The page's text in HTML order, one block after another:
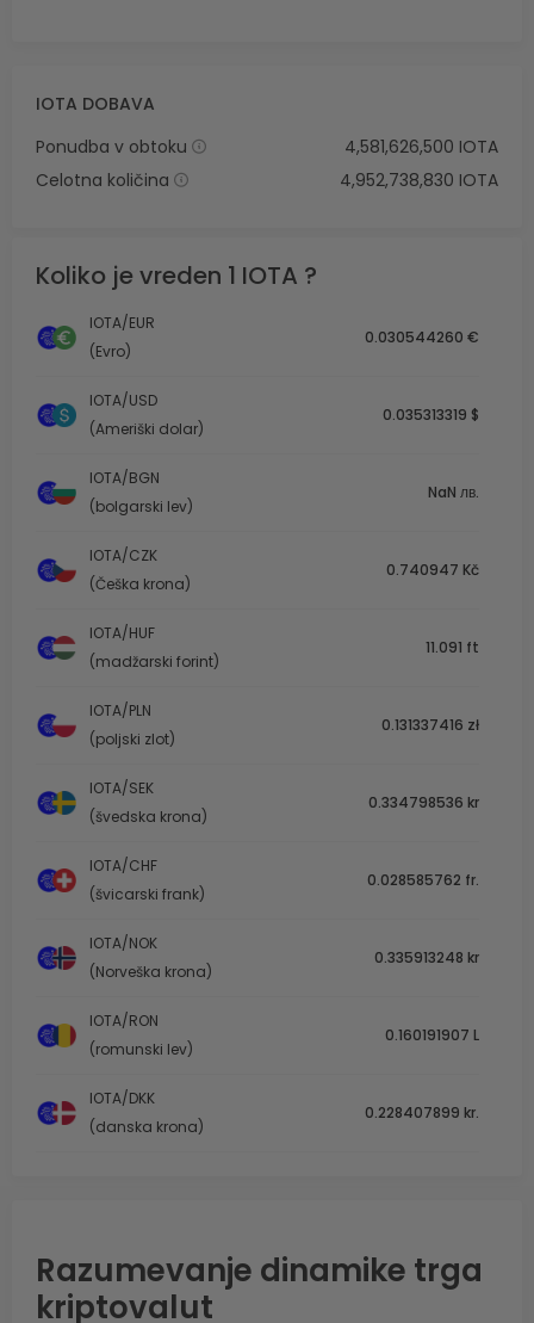
IOTA DOBAVA
Ponudba v obtoku
4,581,626,500 IOTA
Celotna količina
4,952,738,830 IOTA
Koliko je vreden 1 IOTA ?
IOTA/EUR
(Evro)
0.030544260 €
IOTA/USD
(Ameriški dolar)
0.035313319 $
IOTA/BGN
(bolgarski lev)
NaN лв.
IOTA/CZK
(Češka krona)
0.740947 Kč
IOTA/HUF
(madžarski forint)
11.091 ft
IOTA/PLN
(poljski zlot)
0.131337416 zł
IOTA/SEK
(švedska krona)
0.334798536 kr
IOTA/CHF
(švicarski frank)
0.028585762 fr.
IOTA/NOK
(Norveška krona)
0.335913248 kr
IOTA/RON
(romunski lev)
0.160191907 L
IOTA/DKK
(danska krona)
0.228407899 kr.
Razumevanje dinamike trga
kriptovalut